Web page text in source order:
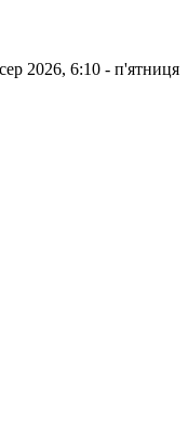
2026, 6:10 - п'ятниця